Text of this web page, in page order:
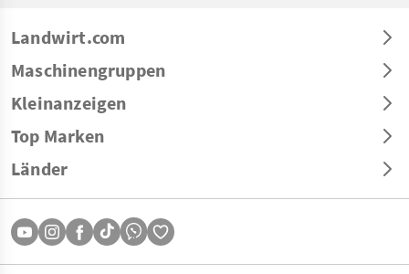
Landwirt.com
Maschinengruppen
Kleinanzeigen
Top Marken
Länder